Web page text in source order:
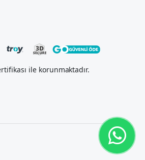
ile korunmaktadır.